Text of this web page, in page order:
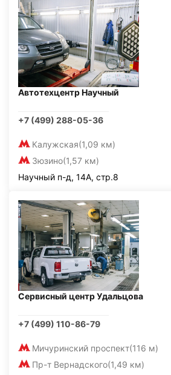
Автотехцентр Научный
+7 (499) 288-05-36
Калужская(1,09 км)
Зюзино(1,57 км)
Научный п-д, 14А, стр.8
Сервисный центр Удальцова
+7 (499) 110-86-79
Мичуринский проспект(116 м)
Пр-т Вернадского(1,49 км)